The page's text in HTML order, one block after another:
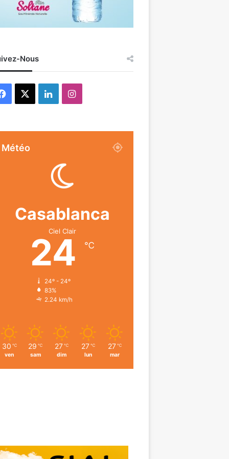
Nous
Facebook LinkedinInstagram
Météo
Casablanca
Ciel Clair
24 ℃
24º - 24º
83%
2.24 km/h
30 ℃
ven
29 ℃
sam
27 ℃
dim
27 ℃
lun
27 ℃
mar